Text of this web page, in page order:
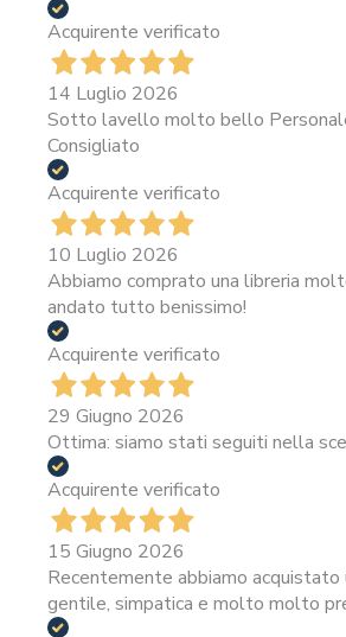
Acquirente verificato
14 Luglio 2026
Sotto lavello molto bello
Consigliato
Acquirente verificato
10 Luglio 2026
Abbiamo comprato una libreria
andato tutto benissimo!
Acquirente verificato
29 Giugno 2026
Ottima: siamo stati seguiti nella
Acquirente verificato
15 Giugno 2026
Recentemente abbiamo acquistato
gentile, simpatica e molto molto